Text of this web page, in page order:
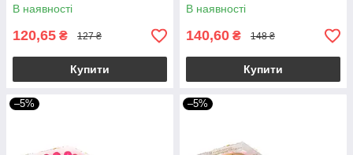
В наявності
120,65 ₴ 127 ₴
Купити
В наявності
140,60 ₴ 148 ₴
Купити
–5% –5%